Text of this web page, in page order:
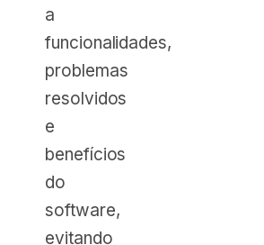
a
funcionalidades,
problemas
resolvidos
e
benefícios
do
software,
evitando